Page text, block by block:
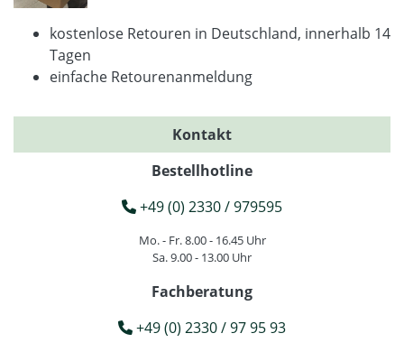
kostenlose Retouren in Deutschland, innerhalb 14
Tagen
einfache Retourenanmeldung
Kontakt
Bestellhotline
+49 (0) 2330 / 979595
Mo. - Fr. 8.00 - 16.45 Uhr
Sa. 9.00 - 13.00 Uhr
Fachberatung
+49 (0) 2330 / 97 95 93